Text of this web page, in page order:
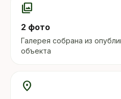
photo_library
2 фото
Галерея собрана из
объекта
location_on